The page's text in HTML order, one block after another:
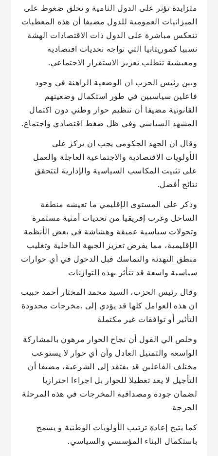
متزايدة تؤثر على الدول النامية و تخلق ضغوط على
الميزانيات العمومية للدول مضيفا أن هذه المعطيات
تنعكس مباشرة على الدول ذات الاقتصادات الهشة
نسبيا كموريتانيا التي تواجه تحديات اقتصادية
ومعيشية تتطلب تعزيز الاستقرار الاجتماعي.
وبين رئيس الحزب ان الوضعية الراهنة في وجود
فاعلين سياسيين في طور استكمال وضعيتهم
القانونية مضيفا أن تنظيم حوار وطني دون اكتمال
المشهد السياسي وفي ظل ضغط اقتصادي واجتماع.
وقال ان الجهد الحكومي يجب ان يركز على
الأولويات الاقتصادية والاجتماعية العاجلة والعمل
على تثبيت المكاسب السياسية والإدارية لتتحقق
نتائج أفضل.
وذكر على المستوى الإقليمي ما تعيشه منطقة
الساحل وغرب إفريقيا من تحديات أمنية مستمرة
وتحولات سياسية عميقة وهشاشة في بعض الأنظمة
الإقليمية، مما يفرض تعزيز الجبهة الداخلية وتغليب
منطق التهدئة والتماسك قبل الدخول في أي حوارات
سياسية واسعة قد تتأثر بهذه التوازنات
وقال رئيس الحزب، السيد محمد المختار أحمد حبيب
ان هذه العوامل كلها قد يؤدي إلى .مخرجات محدودة
التأثير أو توافقات غير مكتملة
وخلص الي القول أن نجاح الحوار مرهون بالمشاركة
الواسعة والتمثيل العادل وأن أي حوار لا يستوعب
مختلف الفاعلين قد يفتقد إلى الشرعية، مضيفا أن
التأجيل لا يعد تعطيلا للحوار بل اجراءا احترازيا
لضمان جودة ومصداقية المخرجات في هذه المرحلة
الحرجة
كما يتيح إعادة ترتيب الأولويات الوطنية و يسمح
باستكمال البناء المؤسسي والسياسي.